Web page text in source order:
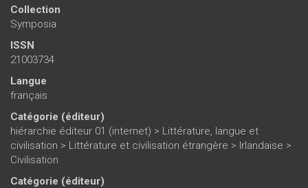
Collection
Symposia
ISSN
21003734
Langue
français
Catégorie (éditeur)
hiérarchie éditeur 01 (internet) > Littérature, langue et
civilisation > Littérature et civilisation étrangère > Irlandaise >
Civilisation
Catégorie (éditeur)